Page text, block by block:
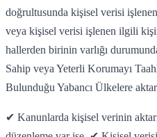
doğrultusunda kişisel verisi
veya kişisel verisi işlenen ilgili
hallerden birinin varlığı
Sahip veya Yeterli Korumayı
Bulunduğu Yabancı Ülkelere
✔ Kanunlarda kişisel verinin